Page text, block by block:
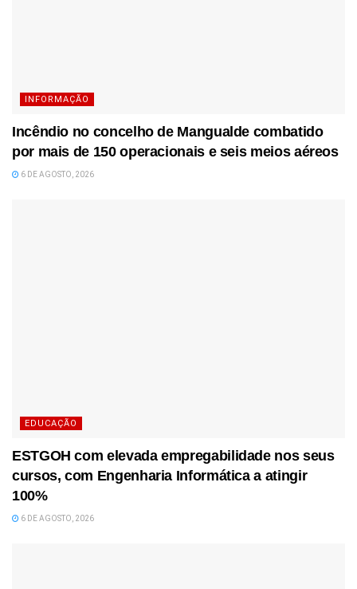
INFORMAÇÃO
Incêndio no concelho de Mangualde combatido
por mais de 150 operacionais e seis meios aéreos
6 DE AGOSTO, 2026
EDUCAÇÃO
ESTGOH com elevada empregabilidade nos seus
cursos, com Engenharia Informática a atingir
100%
6 DE AGOSTO, 2026